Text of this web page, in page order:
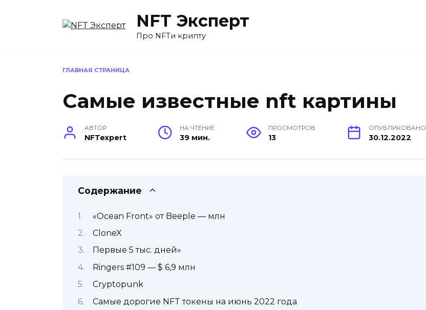
NFT Эксперт
Про NFTи крипту
ГЛАВНАЯ СТРАНИЦА
Самые известные nft картины
АВТОР
NFTexpert
НА ЧТЕНИЕ
39 мин.
ПРОСМОТРОВ
13
ОПУБЛИКОВАНО
30.12.2022
Содержание
«Ocean Front» от Beeple — млн
CloneX
Первые 5 тыс. дней»
Ringers #109 — $ 6,9 млн
Cryptopunk
Самые дорогие NFT токены на июнь 2022 года